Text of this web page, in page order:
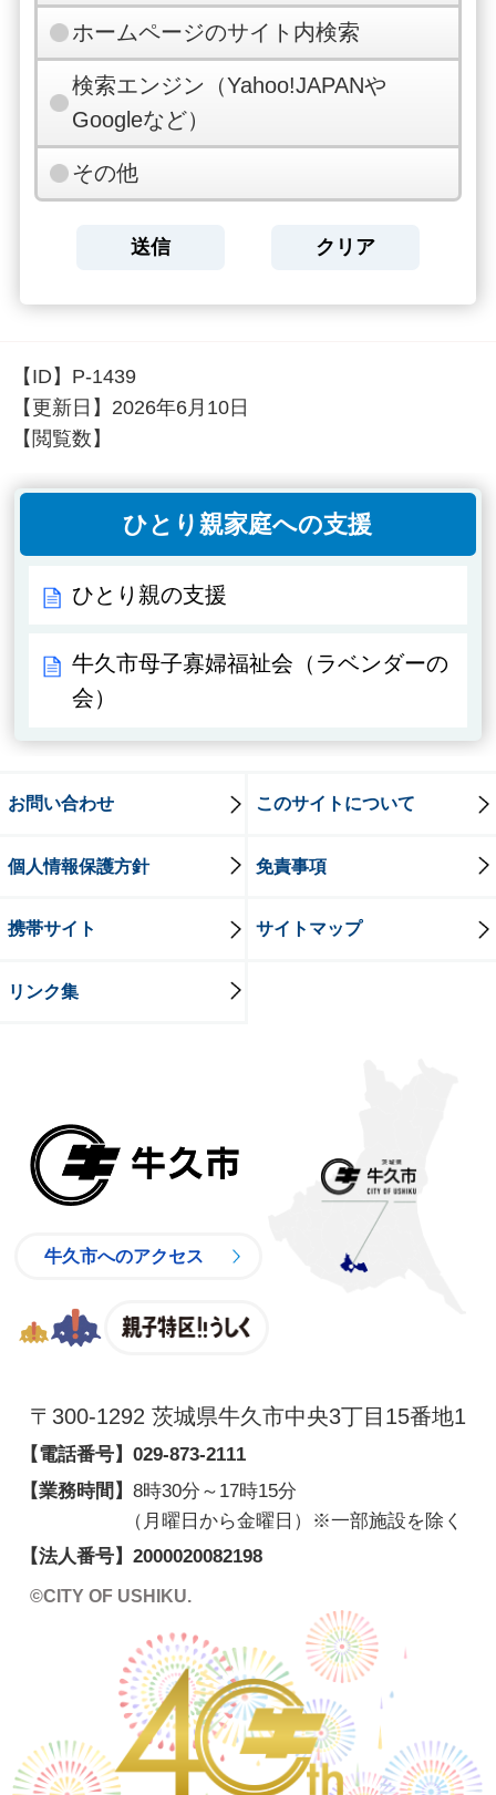
ホームページのサイト内検索
検索エンジン（Yahoo!JAPANや
Googleなど）
その他
【ID】 P-1439
【更新日】 2026年6月10日
【閲覧数】
ひとり親家庭への支援
ひとり親の支援
牛久市母子寡婦福祉会（ラベンダーの
会）
お問い合わせ このサイトについて
個人情報保護方針 免責事項
携帯サイト サイトマップ
リンク集
牛久市へのアクセス
〒300-1292 茨城県牛久市中央3丁目15番地1
【電話番号】 029-873-2111
【業務時間】 8時30分～17時15分
（月曜日から金曜日）※一部施設を除く
【法人番号】 2000020082198
©CITY OF USHIKU.